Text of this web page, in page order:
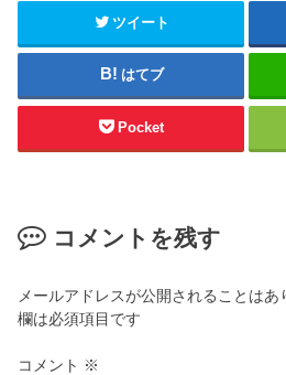
ツイート
はてブ
Pocket
コメントを残す
メールアドレスが公開されることはあ
欄は必須項目です
コメント ※